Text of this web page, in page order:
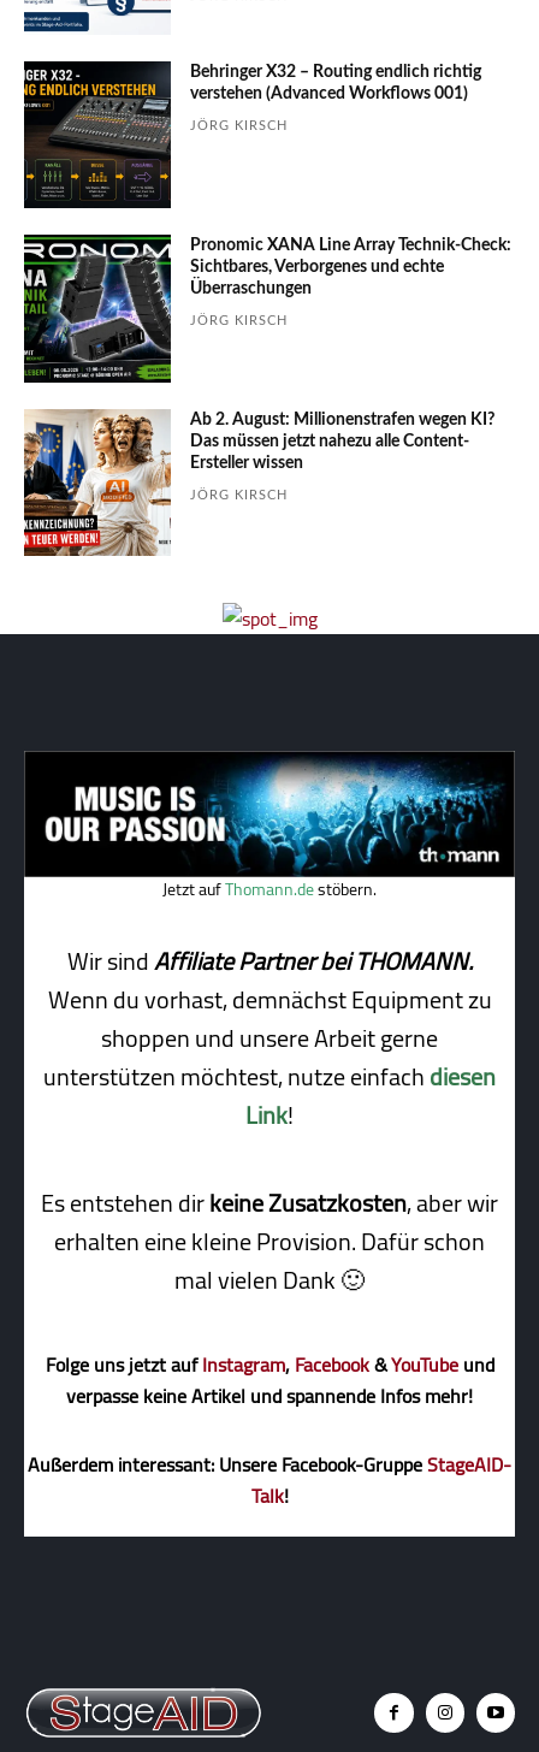
Behringer X32 – Routing endlich richtig
verstehen (Advanced Workflows 001)
JÖRG KIRSCH
Pronomic XANA Line Array Technik-Check:
Sichtbares, Verborgenes und echte
Überraschungen
JÖRG KIRSCH
Ab 2. August: Millionenstrafen wegen KI?
Das müssen jetzt nahezu alle Content-
Ersteller wissen
JÖRG KIRSCH
Jetzt aufThomann.destöbern.
Wir sindAffiliate Partner bei THOMANN.
Wenn du vorhast, demnächst Equipment zu
shoppen und unsere Arbeit gerne
unterstützen möchtest, nutze einfachdiesen
Link!
Es entstehen dirkeine Zusatzkosten, aber wir
erhalten eine kleine Pro­vi­sion. Dafür schon
mal vielen Dank 🙂
Folge uns jetzt aufInstagram,Facebook&YouTubeund
verpasse keine Artikel und spannende Infos mehr!
Außerdem interessant: Unsere Facebook-GruppeStageAID-
Talk!